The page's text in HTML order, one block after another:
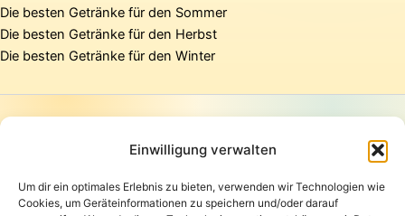
Einwilligung verwalten
Um dir ein optimales Erlebnis zu bieten, verwenden wir Technologien wie
Cookies, um Geräteinformationen zu speichern und/oder darauf
Die besten Getränke für den Sommer
Die besten Getränke für den Herbst
Die besten Getränke für den Winter
Presse
Datenschutzerklärung
AGB